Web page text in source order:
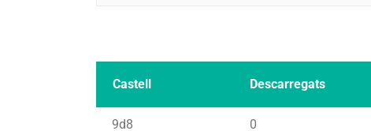
Castell Descarregats
9d8 0